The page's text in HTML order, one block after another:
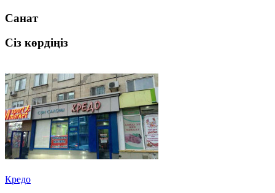
Санат
Сіз көрдіңіз
Кредо